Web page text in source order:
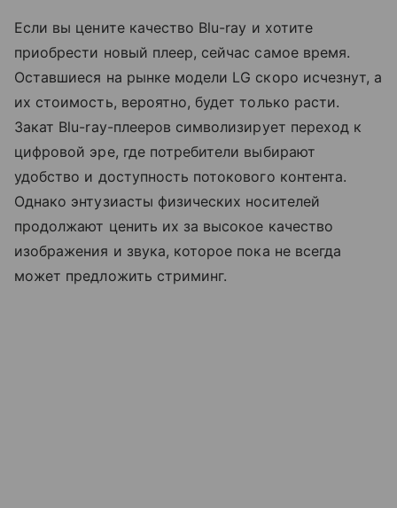
Если вы цените качество Blu-ray и хотите
приобрести новый плеер, сейчас самое время.
Оставшиеся на рынке модели LG скоро исчезнут, а
их стоимость, вероятно, будет только расти.
Закат Blu-ray-плееров символизирует переход к
цифровой эре, где потребители выбирают
удобство и доступность потокового контента.
Однако энтузиасты физических носителей
продолжают ценить их за высокое качество
изображения и звука, которое пока не всегда
может предложить стриминг.